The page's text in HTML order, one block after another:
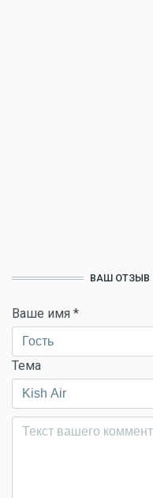
ВАШ ОТЗЫВ
Ваше имя *
Тема
Комментарий*